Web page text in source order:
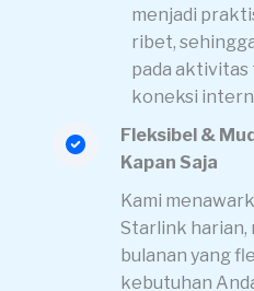
menjadi
ribet,
pada aktivitas
koneksi
Fleksibel &
Kapan Saja
Kami
Starlink harian,
bulanan yang
kebutuhan